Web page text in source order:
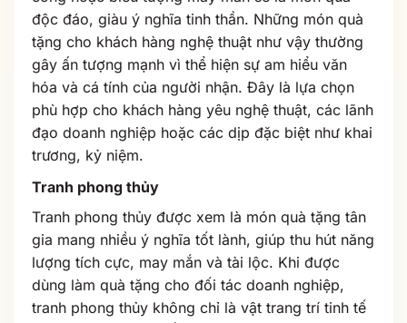
độc đáo, giàu ý nghĩa tinh thần. Những món quà
tặng cho khách hàng nghệ thuật như vậy thường
gây ấn tượng mạnh vì thể hiện sự am hiểu văn
hóa và cá tính của người nhận. Đây là lựa chọn
phù hợp cho khách hàng yêu nghệ thuật, các lãnh
đạo doanh nghiệp hoặc các dịp đặc biệt như khai
trương, kỷ niệm.
Tranh phong thủy
Tranh phong thủy được xem là món quà tặng tân
gia mang nhiều ý nghĩa tốt lành, giúp thu hút năng
lượng tích cực, may mắn và tài lộc. Khi được
dùng làm quà tặng cho đối tác doanh nghiệp,
tranh phong thủy không chỉ là vật trang trí tinh tế